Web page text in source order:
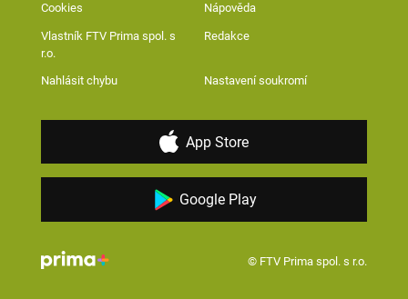
Cookies Nápověda
Vlastník FTV Prima spol. s
r.o.
Redakce
Nahlásit chybu Nastavení soukromí
App Store
Google Play
© FTV Prima spol. s r.o.